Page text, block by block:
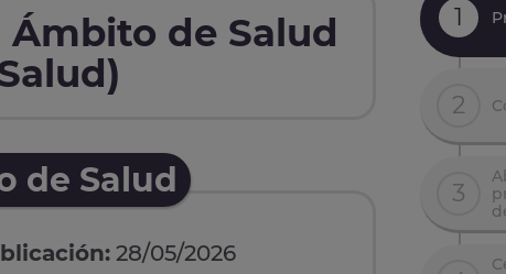
Ámbito de Salud
de Salud
28/05/2026
1
2
3